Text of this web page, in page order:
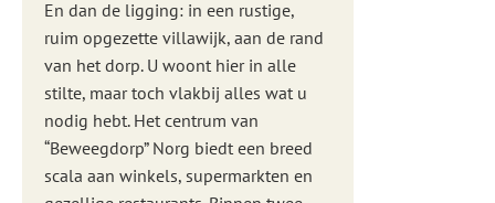
En dan de ligging: in een rustige,
ruim opgezette villawijk, aan de rand
van het dorp. U woont hier in alle
stilte, maar toch vlakbij alles wat u
nodig hebt. Het centrum van
“Beweegdorp” Norg biedt een breed
scala aan winkels, supermarkten en